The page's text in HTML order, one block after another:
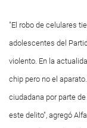
"El robo de celulares
adolescentes del
violento. En la
chip pero no el
ciudadana por parte
este delito", agregó